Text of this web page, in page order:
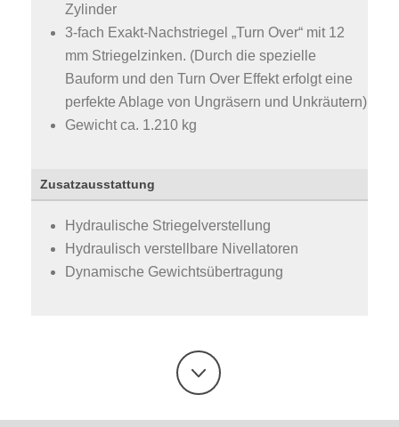
Zylinder
3-fach Exakt-Nachstriegel „Turn Over“ mit 12
mm Striegelzinken. (Durch die spezielle
Bauform und den Turn Over Effekt erfolgt eine
perfekte Ablage von Ungräsern und Unkräutern)
Gewicht ca. 1.210 kg
Zusatzausstattung
Hydraulische Striegelverstellung
Hydraulisch verstellbare Nivellatoren
Dynamische Gewichtsübertragung